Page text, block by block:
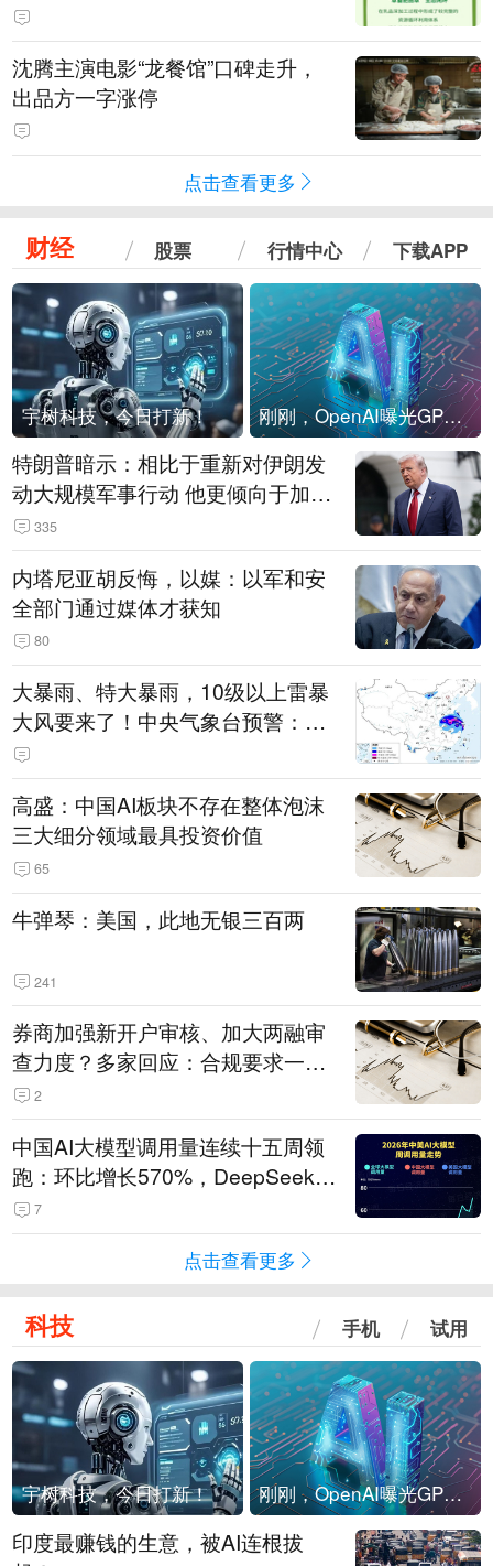
沈腾主演电影“龙餐馆”口碑走升，
出品方一字涨停
点击查看更多
财经 股票 行情中心 下载APP
宇树科技，今日打新！ 刚刚，OpenAI曝光GPT-6！传10万亿参数，8月强行发布
特朗普暗示：相比于重新对伊朗发
动大规模军事行动 他更倾向于加大
经济施压
335
内塔尼亚胡反悔，以媒：以军和安
全部门通过媒体才获知
80
大暴雨、特大暴雨，10级以上雷暴
大风要来了！中央气象台预警：今
天到明天，浙江、安徽有特大暴雨
高盛：中国AI板块不存在整体泡沫
三大细分领域最具投资价值
65
牛弹琴：美国，此地无银三百两
241
券商加强新开户审核、加大两融审
查力度？多家回应：合规要求一贯
严格 不存在“从严”
2
中国AI大模型调用量连续十五周领
跑：环比增长570%，DeepSeek-V
4-Flash正式版登顶！MiniMax M
3、阶跃星辰Step 3.7 Flash跌出榜
7
点击查看更多
科技 手机 试用
宇树科技，今日打新！ 刚刚，OpenAI曝光GPT-6！传10万亿参数，8月强行发布
印度最赚钱的生意，被AI连根拔